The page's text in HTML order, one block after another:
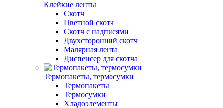
Клейкие ленты
Скотч
Цветной скотч
Скотч с надписями
Двухсторонний скотч
Малярная лента
Диспенсер для скотча
Термопакеты, термосумки
Термопакеты
Термосумки
Хладоэлементы